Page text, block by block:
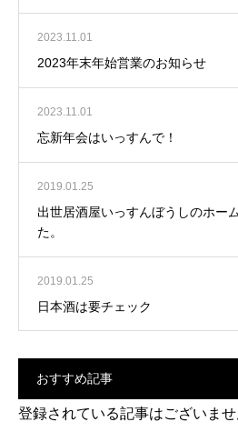
2023.11.01
2023年末年始営業のお知らせ
2023.11.01
忘新年会はいっすんで！
2019.01.25
出世居酒屋いっすんぼうしのホー
た。
2019.01.25
日本酒は要チェック
おすすめ記事
登録されている記事はございませ